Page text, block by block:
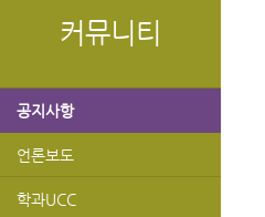
커뮤니티
공지사항
언론보도
학과UCC